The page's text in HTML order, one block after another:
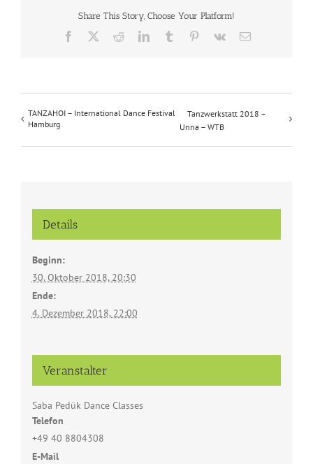
Share This Story, Choose Your Platform!
Facebook RedditLinkedInTumblr Pinterest
Vk
E-
TANZAHOI – International Dance Festival
Hamburg
Tanzwerkstatt 2018 –
Unna – WTB
Details
Beginn:
30. Oktober 2018, 20:30
Ende:
4. Dezember 2018, 22:00
Veranstalter
Saba Pedük Dance Classes
Telefon
+49 40 8804308
E-Mail